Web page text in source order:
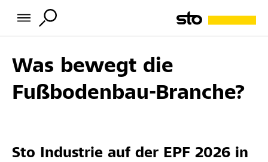
Was bewegt die
Fußbodenbau-Branche?
Sto Industrie auf der EPF 2026 in